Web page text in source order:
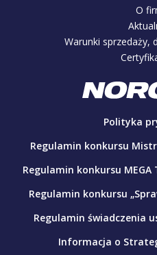
O
Warunki sprzedaży,
Polityka
Regulamin konkursu
Regulamin konkursu
Regulamin konkursu
Regulamin świadczenia
Informacja o